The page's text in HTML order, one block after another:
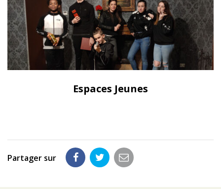
Espaces Jeunes
Partager sur
PartagerPartagerPartager